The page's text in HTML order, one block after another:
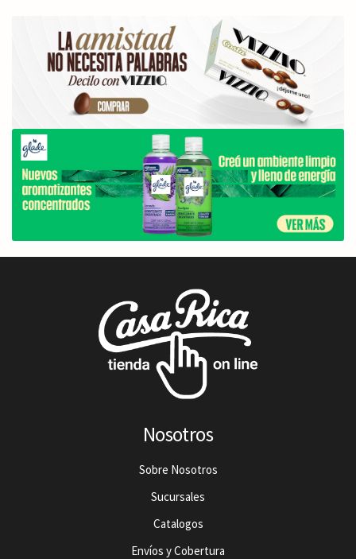
Nosotros
Sobre Nosotros
Sucursales
Catalogos
Envíos y Cobertura